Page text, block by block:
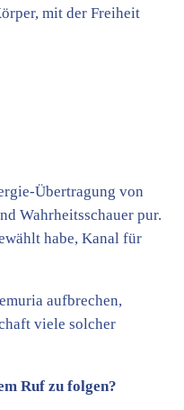
mit der Freiheit
Übertragung von
Wahrheitsschauer pur.
habe, Kanal für
aufbrechen,
viele solcher
Ruf zu folgen?